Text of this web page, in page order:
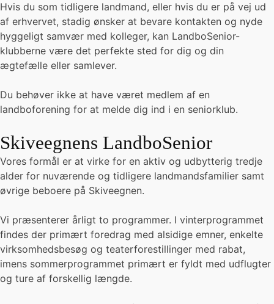
Hvis du som tidligere landmand, eller hvis du er på vej ud
af erhvervet, stadig ønsker at bevare kontakten og nyde
hyggeligt samvær med kolleger, kan LandboSenior-
klubberne være det perfekte sted for dig og din
ægtefælle eller samlever.
Du behøver ikke at have været medlem af en
landboforening for at melde dig ind i en seniorklub.
Skiveegnens LandboSenior
Vores formål er at virke for en aktiv og udbytterig tredje
alder for nuværende og tidligere landmandsfamilier samt
øvrige beboere på Skiveegnen.
Vi præsenterer årligt to programmer. I vinterprogrammet
findes der primært foredrag med alsidige emner, enkelte
virksomhedsbesøg og teaterforestillinger med rabat,
imens sommerprogrammet primært er fyldt med udflugter
og ture af forskellig længde.